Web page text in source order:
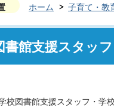
ホーム 子育て・教
書館支援スタッ
校図書館支援スタッフ・学